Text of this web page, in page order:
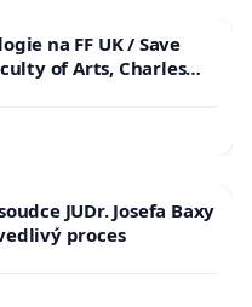
na FF UK / Save
of Arts, Charles
JUDr. Josefa Baxy
proces